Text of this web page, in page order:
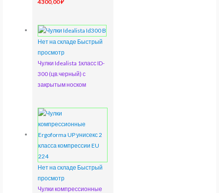
4300,00₽
Нет на складе Быстрый
просмотр
Чулки Idealista 1класс ID-
300 (цв.черный) с
закрытым носком
Нет на складе Быстрый
просмотр
Чулки компрессионные